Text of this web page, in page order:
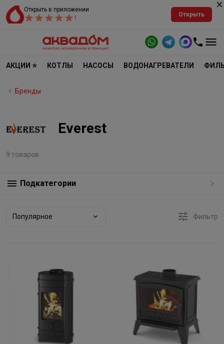
Открыть в приложении
1
Открыть
АКЦИИ ⭐ КОТЛЫ НАСОСЫ ВОДОНАГРЕВАТЕЛИ
Бренды
Everest
9 товаров
Подкатегории
Популярное Фильтр